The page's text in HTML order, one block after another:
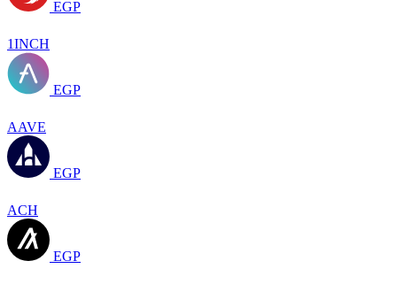
EGP
1INCH
EGP
AAVE
EGP
ACH
EGP